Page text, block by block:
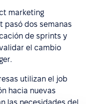
marketing
pasó dos semanas
de sprints y
el cambio
utilizan el job
hacia nuevas
las necesidades del